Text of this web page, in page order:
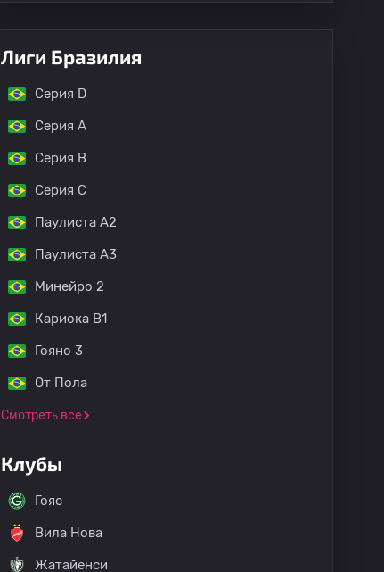
Лиги Бразилия
Серия D
Серия А
Серия B
Серия C
Паулиста A2
Паулиста A3
Минейро 2
Кариока B1
Гояно 3
От Пола
Смотреть все
Клубы
Гояс
Вила Нова
Жатайенси